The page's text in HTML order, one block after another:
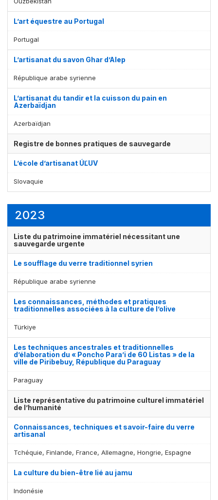
L’art équestre au Portugal
Portugal
L’artisanat du savon Ghar d’Alep
République arabe syrienne
L’artisanat du tandir et la cuisson du pain en
Azerbaïdjan
Azerbaïdjan
Registre de bonnes pratiques de sauvegarde
L’école d’artisanat ÚĽUV
Slovaquie
2023
Liste du patrimoine immatériel nécessitant une
sauvegarde urgente
Le soufflage du verre traditionnel syrien
République arabe syrienne
Les connaissances, méthodes et pratiques
traditionnelles associées à la culture de l’olive
Türkiye
Les techniques ancestrales et traditionnelles
d’élaboration du « Poncho Para’i de 60 Listas » de la
ville de Piribebuy, République du Paraguay
Paraguay
Liste représentative du patrimoine culturel immatériel
de l’humanité
Connaissances, techniques et savoir-faire du verre
artisanal
Tchéquie, Finlande, France, Allemagne, Hongrie, Espagne
La culture du bien-être lié au jamu
Indonésie